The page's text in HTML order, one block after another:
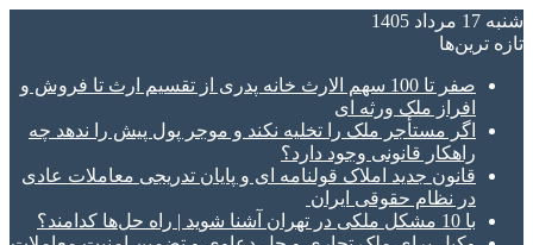
شنبه 17 مرداد 1405
تازه‌ ترین‌ها
صفر تا 100 سهم الارث خانه پدری از تقسیم ارث تا فروش و
افراز ملک ورثه ای
اگر مستأجر ملک را تخلیه نکند و موجر پول پیش را ندهد چه
راهکار قانونی وجود دارد؟
قانون جدید املاک قولنامه ای و پایان تدریجی معاملات عادی
در نظام حقوقی ایران
با 10 مشکل ملکی در تهران آشنا شوید | راه حل‌ها کدامند؟